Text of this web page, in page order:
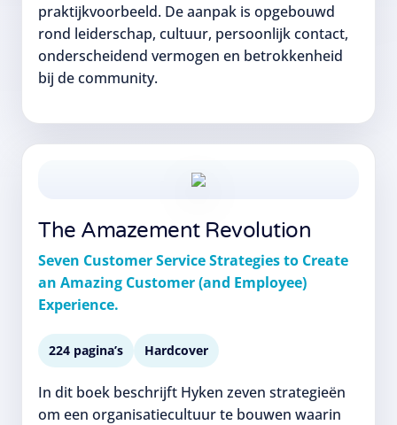
praktijkvoorbeeld. De aanpak is opgebouwd
rond leiderschap, cultuur, persoonlijk contact,
onderscheidend vermogen en betrokkenheid
bij de community.
The Amazement Revolution
Seven Customer Service Strategies to Create
an Amazing Customer (and Employee)
Experience.
224 pagina’s Hardcover
In dit boek beschrijft Hyken zeven strategieën
om een organisatiecultuur te bouwen waarin